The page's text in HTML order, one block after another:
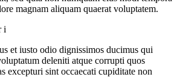
magnam aliquam quaerat voluptatem.
i
et iusto odio dignissimos ducimus qui
deleniti atque corrupti quos
excepturi sint occaecati cupiditate non